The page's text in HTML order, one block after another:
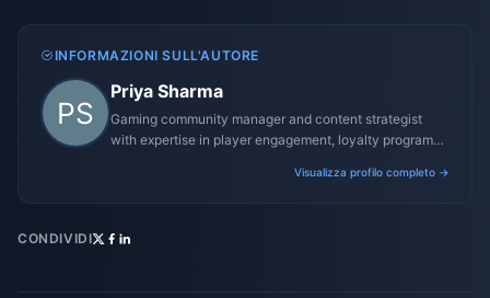
INFORMAZIONI SULL'AUTORE
Priya Sharma
Gaming community manager and content strategist
with expertise in player engagement, loyalty programs,
Visualizza profilo completo →
CONDIVIDI